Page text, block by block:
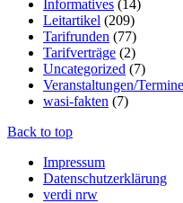
Informatives (14)
Leitartikel (209)
Tarifrunden (77)
Tarifverträge (2)
Uncategorized (7)
Veranstaltungen/Termine
wasi-fakten (7)
Back to top
Impressum
Datenschutzerklärung
verdi nrw